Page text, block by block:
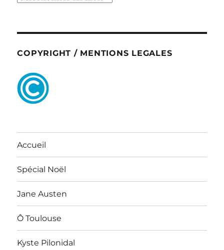
COPYRIGHT / MENTIONS LEGALES
Accueil
Spécial Noël
Jane Austen
Ô Toulouse
Kyste Pilonidal